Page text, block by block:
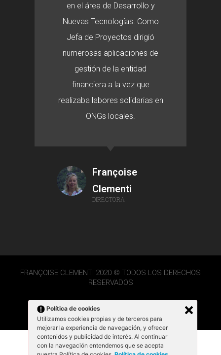
Política de cookies
Utilizamos cookies propias y de terceros para
mejorar la experiencia de navegación, y ofrecer
contenidos y publicidad de interés. Al continuar
con la navegación entendemos que se acepta
en el área de Desarrollo y
Nuevas Tecnologías. Como
Jefa de Proyectos dirigió
numerosas aplicaciones de
gestión de la entidad
financiera a la vez que
realizaba labores solidarias en
ONGs locales.
Françoise
Clementi
DIRECTORA
FRANÇOISE CLEMENTI 2020 © TODOS LOS DERECHOS
RESERVADOS